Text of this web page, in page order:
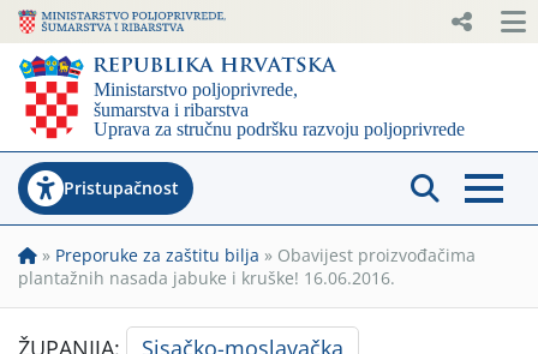
Pristupačnost
» Preporuke za zaštitu bilja » Obavijest proizvođačima
plantažnih nasada jabuke i kruške! 16.06.2016.
ŽUPANIJA: Sisačko-moslavačka